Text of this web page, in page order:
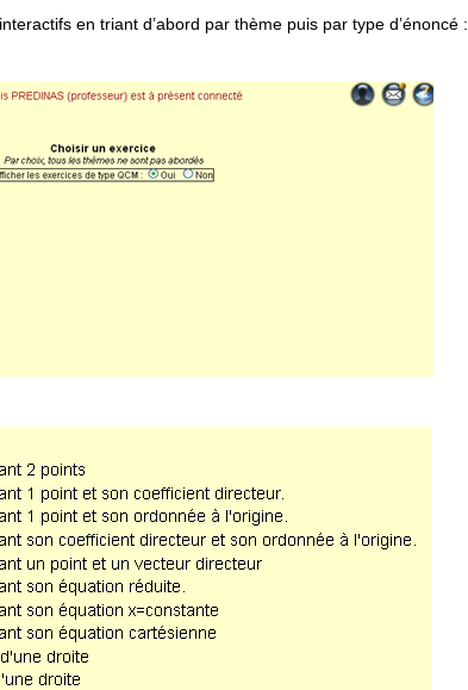
en triant d’abord par thème puis par type d’énoncé :